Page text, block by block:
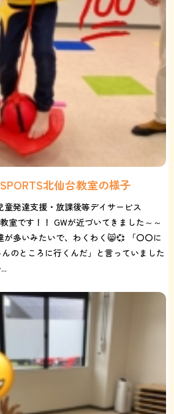
北仙台教室の様子
童発達支援・放課後等デイサービス
室です！！ GWが近づいてきました～～
が多いみたいで、わくわく😸💞 「〇〇に
のところに行くんだ」と言っていました